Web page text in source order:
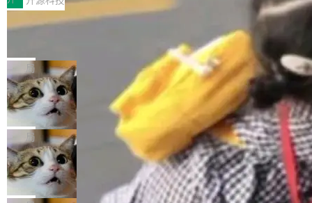
盟主办，以“智构可信·质创未来——AI原生时代的质量新范式”为主
题，直面AI从实验室走向规模化产业落地的核心质量命题。会上，
《2026智能研发生产力工具选型手册》发布，Testin云测的Testin
XAgent智能测试系统入选AI测试领域代表产品。对CIO而言，这提
示了一个转变：AI测试正在从效率工具升级为企业的质量基础设
施。 CIO面对的新现实 过去两年，CIO们的焦虑清单上多了两项：
一是如何让大模型和智能体应用安全地从PoC走向生产，二是如何
让测试团队跟得上AI应用...
让非法状态不可表示：一篇关于 ADT
有一种东西，一旦用过就回不去了。Alex Fedos
eev 管它叫"软件设计的基石"。 他说的东西不新
鲜——代数数据类型（ADT），尤其是和类型
（sum type）。但他说清楚了一件事：这不是类
型系统的学术体操，是日常编码的思维方式。 文
章从一个简单的例子切入。一个网站的深色主题
设置，如果用布尔值 + 可空字段来表示——bool
ean 表示是否可切换，nullable 的默认模式、浅
色方案、深色方案——会产生大量无意义的组
合。方案缺了、配置冲突了、全 null 了。要知道
局
Cloudflare 开源内部企业 AI 平台 Cloudflare OS
Cloudflare 发布了一个开源项目 Cloudflare OS。如果你只看官方
博客，你会觉得这是又一个"AI 知识库 + 聊天机器人"——每个大厂
都在做，没什么新鲜的。 但 Kenton Varda 在 Twitter 上把事情说
清楚了： 今天我们发布了 Cloudflare OS，一个带连接器的聊天机
器人，跟其他所有科技公司做的一样。只不过，实际上它不一样。
局
Deno 团队开源 Celld，可自托管的分
布式 Durable Objects
Ryan Dahl 领导的 Deno 团队推出了最新开源项